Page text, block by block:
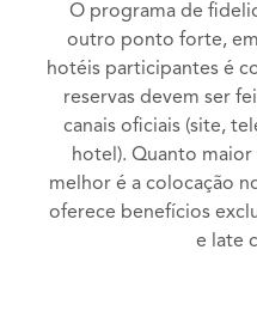
O programa de
outro ponto forte,
hotéis participantes é
reservas devem ser
canais oficiais (site,
hotel). Quanto
melhor é a colocação
oferece benefícios
e late